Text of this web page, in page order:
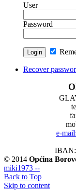
User
Password
Recover
e-
IBAN:
© 2014 Općina
miki1973 --
Back to Top
Skip to content